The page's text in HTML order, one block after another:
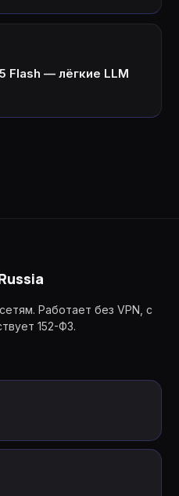
Flash — лёгкие LLM
Работает без VPN, с
152-ФЗ.